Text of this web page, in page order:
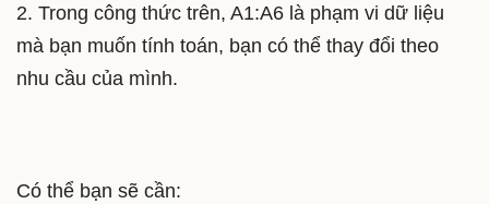
2. Trong công thức trên, A1:A6 là phạm vi dữ liệu
mà bạn muốn tính toán, bạn có thể thay đổi theo
nhu cầu của mình.
Có thể bạn sẽ cần: